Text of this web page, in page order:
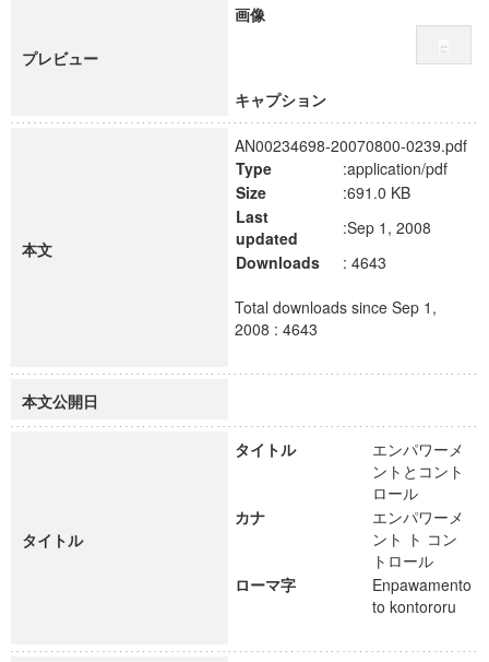
プレビュー
画像
キャプション
本文
AN00234698-20070800-0239.pdf
Type
:application/pdf
Size
:691.0 KB
Last
updated
:Sep 1, 2008
Downloads
: 4643
Total downloads since Sep 1,
2008 : 4643
本文公開日
タイトル
タイトル
エンパワーメ
ントとコント
ロール
カナ
エンパワーメ
ント ト コン
トロール
ローマ字
Enpawamento
to kontororu